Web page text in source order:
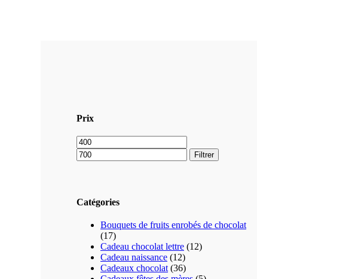
Prix
Prix
min
maxFiltrer
Catégories
Bouquets de fruits enrobés de chocolat
(17)
Cadeau chocolat lettre (12)
Cadeau naissance (12)
Cadeaux chocolat (36)